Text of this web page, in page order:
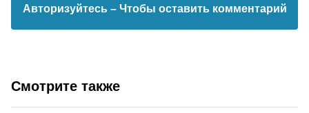
Авторизуйтесь – Чтобы оставить комментарий
Смотрите также